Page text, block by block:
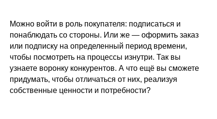
Можно войти в роль покупателя: подписаться и
понаблюдать со стороны. Или же — оформить заказ
или подписку на определенный период времени,
чтобы посмотреть на процессы изнутри. Так вы
узнаете воронку конкурентов. А что ещё вы сможете
придумать, чтобы отличаться от них, реализуя
собственные ценности и потребности?